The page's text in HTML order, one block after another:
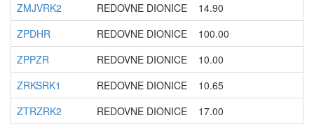
ZMJVRK2
REDOVNE DIONICE
14.90
ZPDHR
REDOVNE DIONICE
100.00
ZPPZR
REDOVNE DIONICE
10.00
ZRKSRK1
REDOVNE DIONICE
10.65
ZTRZRK2
REDOVNE DIONICE 17.00